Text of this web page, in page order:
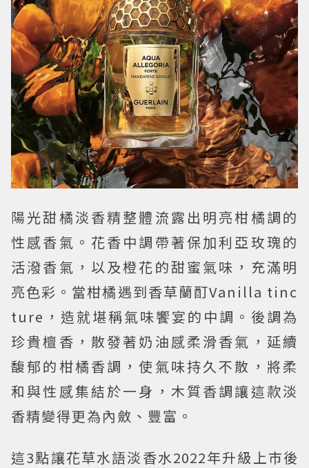
陽光甜橘淡香精整體流露出明亮柑橘調的
性感香氣。花香中調帶著保加利亞玫瑰的
活潑香氣，以及橙花的甜蜜氣味，充滿明
亮色彩。當柑橘遇到香草蘭酊Vanilla tinc
ture，造就堪稱氣味饗宴的中調。後調為
珍貴檀香，散發著奶油感柔滑香氣，延續
馥郁的柑橘香調，使氣味持久不散，將柔
和與性感集結於一身，木質香調讓這款淡
香精變得更為內斂、豐富。
這3點讓花草水語淡香水2022年升級上市後